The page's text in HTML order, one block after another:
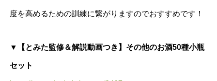
度を高めるための訓練に繋がりますのでおすすめです！
▼【とみた監修＆解説動画つき】その他のお酒50種小瓶
セット